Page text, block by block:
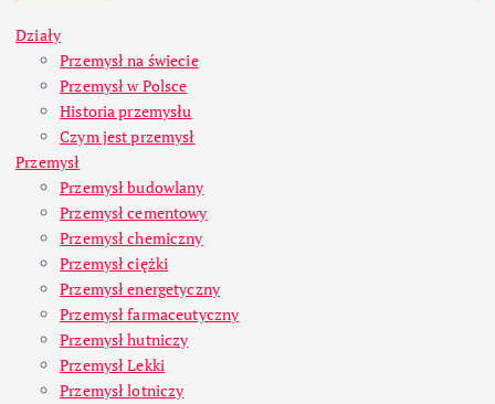
Działy
Przemysł na świecie
Przemysł w Polsce
Historia przemysłu
Czym jest przemysł
Przemysł
Przemysł budowlany
Przemysł cementowy
Przemysł chemiczny
Przemysł ciężki
Przemysł energetyczny
Przemysł farmaceutyczny
Przemysł hutniczy
Przemysł Lekki
Przemysł lotniczy